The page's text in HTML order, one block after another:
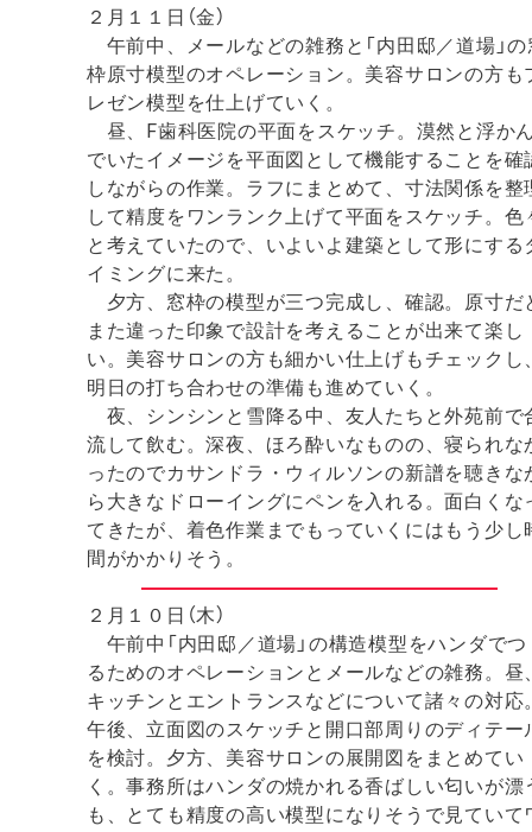
２月１１日（金）
午前中、メールなどの雑務と「内田邸／道場」
枠原寸模型のオペレーション。美容サロンの方も
レゼン模型を仕上げていく。
昼、F歯科医院の平面をスケッチ。漠然と浮か
でいたイメージを平面図として機能することを確
しながらの作業。ラフにまとめて、寸法関係を整
して精度をワンランク上げて平面をスケッチ。色
と考えていたので、いよいよ建築として形にする
イミングに来た。
夕方、窓枠の模型が三つ完成し、確認。原寸だ
また違った印象で設計を考えることが出来て楽し
い。美容サロンの方も細かい仕上げもチェックし
明日の打ち合わせの準備も進めていく。
夜、シンシンと雪降る中、友人たちと外苑前で
流して飲む。深夜、ほろ酔いなものの、寝られな
ったのでカサンドラ・ウィルソンの新譜を聴きな
ら大きなドローイングにペンを入れる。面白くな
てきたが、着色作業までもっていくにはもう少し
間がかかりそう。
２月１０日（木）
午前中「内田邸／道場」の構造模型をハンダで
るためのオペレーションとメールなどの雑務。昼
キッチンとエントランスなどについて諸々の対応
午後、立面図のスケッチと開口部周りのディテー
を検討。夕方、美容サロンの展開図をまとめてい
く。事務所はハンダの焼かれる香ばしい匂いが漂
も、とても精度の高い模型になりそうで見ていて